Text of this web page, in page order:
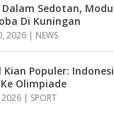
Dalam Sedotan,
Di Kuningan
2026 | NEWS
Kian Populer:
Olimpiade
| SPORT